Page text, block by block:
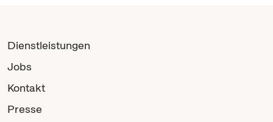
Dienstleistungen
Jobs
Kontakt
Presse